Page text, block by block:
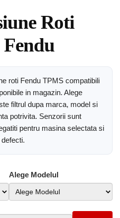
Roti
roti Fendu TPMS compatibili
in magazin. Alege
filtrul dupa marca, model si
potrivita. Senzorii sunt
pentru masina selectata si
Alege Modelul